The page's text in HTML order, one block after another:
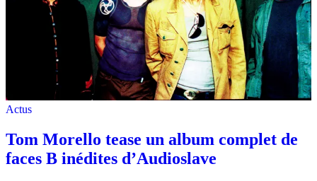
Actus
Tom Morello tease un album complet de
faces B inédites d’Audioslave